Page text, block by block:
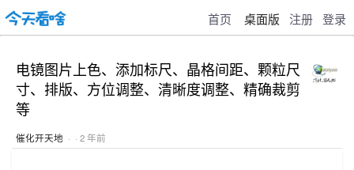
首页 桌面版 注册 登录
电镜图片上色、添加标尺、晶格间距、颗粒尺
寸、排版、方位调整、清晰度调整、精确裁剪
等
催化开天地 · · 2 年前